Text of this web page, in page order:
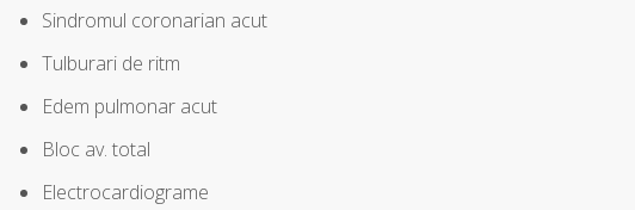
Sindromul coronarian acut
Tulburari de ritm
Edem pulmonar acut
Bloc av. total
Electrocardiograme